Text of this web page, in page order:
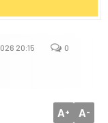
20:15 0
A+ A-